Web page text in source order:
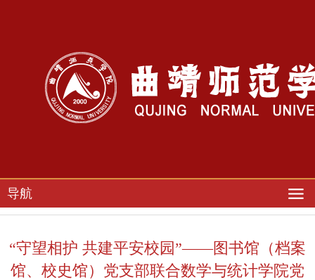
导航
“守望相护 共建平安校园”——图书馆（档案
馆、校史馆）党支部联合数学与统计学院党